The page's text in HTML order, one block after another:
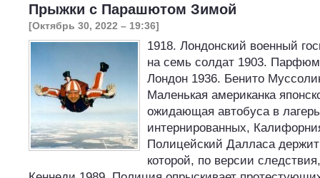
Прыжки с Парашютом Зимой
[Октябрь 30, 2022 – 19:36]
1918. Лондонский военный
на семь солдат 1903.
Лондон 1936. Бенито
Маленькая американка
ожидающая автобуса в
интернированных,
Полицейский Далласа держит
которой, по версии